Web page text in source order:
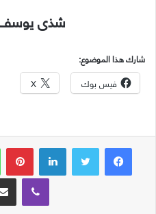
شذى يوسف –
شارك هذا الموضوع:
فيس بوك X
لينكدإن
ڤايبر